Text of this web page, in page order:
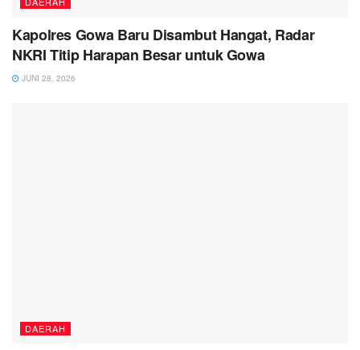
Kapolres Gowa Baru Disambut Hangat, Radar
NKRI Titip Harapan Besar untuk Gowa
JUNI 28, 2026
DAERAH